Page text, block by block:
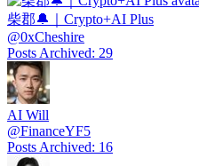
柴郡🔔｜Crypto+AI Plus
@0xCheshire
Posts Archived: 29
AI Will
@FinanceYF5
Posts Archived: 16